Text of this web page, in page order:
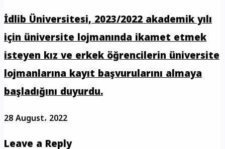
İdlib Üniversitesi, 2023/2022 akademik yılı
için üniversite lojmanında ikamet etmek
isteyen kız ve erkek öğrencilerin üniversite
lojmanlarına kayıt başvurularını almaya
başladığını duyurdu.
28 August، 2022
Leave a Reply